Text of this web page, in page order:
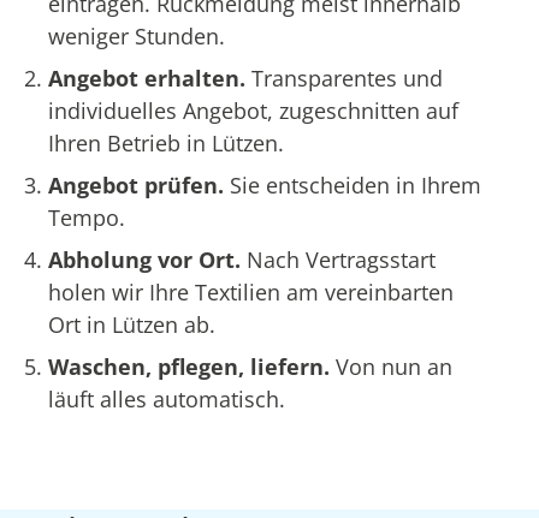
weniger Stunden.
Angebot erhalten. Transparentes und
individuelles Angebot, zugeschnitten auf
Ihren Betrieb in Lützen.
Angebot prüfen. Sie entscheiden in Ihrem
Tempo.
Abholung vor Ort. Nach Vertragsstart
holen wir Ihre Textilien am vereinbarten
Ort in Lützen ab.
Waschen, pflegen, liefern. Von nun an
läuft alles automatisch.